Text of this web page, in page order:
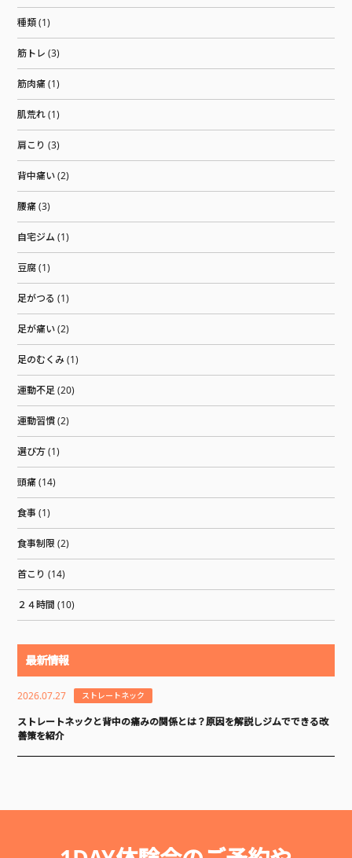
種類 (1)
筋トレ (3)
筋肉痛 (1)
肌荒れ (1)
肩こり (3)
背中痛い (2)
腰痛 (3)
自宅ジム (1)
豆腐 (1)
足がつる (1)
足が痛い (2)
足のむくみ (1)
運動不足 (20)
運動習慣 (2)
選び方 (1)
頭痛 (14)
食事 (1)
食事制限 (2)
首こり (14)
２４時間 (10)
最新情報
2026.07.27 ストレートネック
ストレートネックと背中の痛みの関係とは？原因を解説しジムでできる改
善策を紹介